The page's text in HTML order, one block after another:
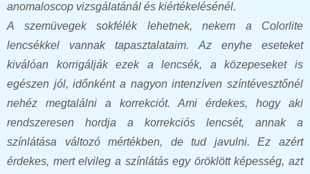
anomaloscop vizsgálatánál és kiértékelésénél.
A szemüvegek sokfélék lehetnek, nekem a Colorlite
lencsékkel vannak tapasztalataim. Az enyhe eseteket
kiválóan korrigálják ezek a lencsék, a közepeseket is
egészen jól, időnként a nagyon intenzíven színtévesztőnél
nehéz megtalálni a korrekciót. Ami érdekes, hogy aki
rendszeresen hordja a korrekciós lencsét, annak a
színlátása változó mértékben, de tud javulni. Ez azért
érdekes, mert elvileg a színlátás egy öröklött képesség, azt